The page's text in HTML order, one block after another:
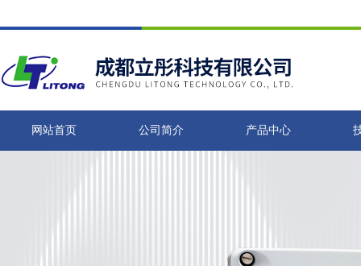
网站首页 公司简介 产品中心